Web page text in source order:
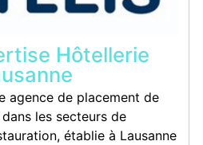
Hôtellerie
agence de placement de
les secteurs de
établie à Lausanne